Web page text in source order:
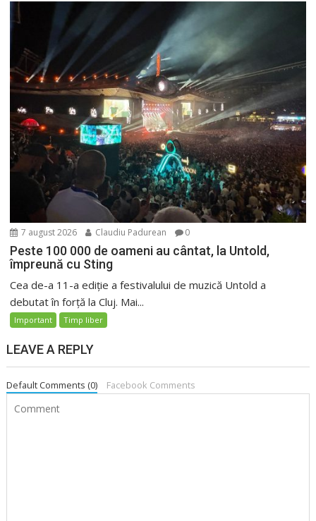
7 august 2026 Claudiu Padurean 0
Peste 100 000 de oameni au cântat, la Untold,
împreună cu Sting
Cea de-a 11-a ediție a festivalului de muzică Untold a
debutat în forță la Cluj. Mai...
Important Timp liber
LEAVE A REPLY
Default Comments (0) Facebook Comments